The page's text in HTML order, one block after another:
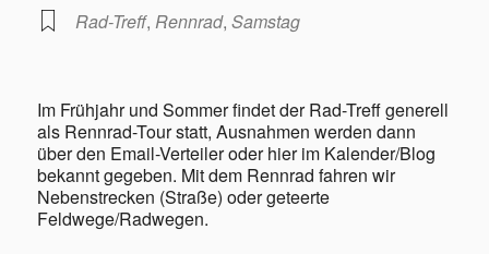
Rad-Treff, Rennrad, Samstag
Im Frühjahr und Sommer findet der Rad-Treff generell
als Rennrad-Tour statt, Ausnahmen werden dann
über den Email-Verteiler oder hier im Kalender/Blog
bekannt gegeben. Mit dem Rennrad fahren wir
Nebenstrecken (Straße) oder geteerte
Feldwege/Radwegen.